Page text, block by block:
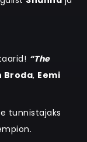
“The
Broda, Eemi
tunnistajaks